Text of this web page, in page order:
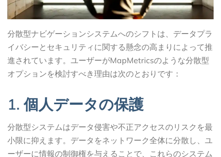
分散型ナビゲーションシステムへのシフトは、データプラ
イバシーとセキュリティに関する懸念の高まりによって推
進されています。ユーザーがMapMetricsのような分散型
オプションを検討すべき理由は次のとおりです：
1. 個人データの保護
分散型システムはデータ侵害や不正アクセスのリスクを最
小限に抑えます。データをネットワーク全体に分散し、ユ
ーザーに情報の制御権を与えることで、これらのシステム